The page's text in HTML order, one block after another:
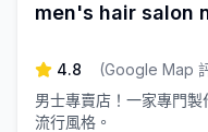
men's hair salon
4.8 (Google Map
男士專賣店！一家專門製
流行風格。